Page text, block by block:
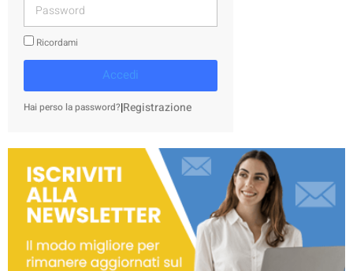
Ricordami
Accedi
Hai perso la password?|Registrazione